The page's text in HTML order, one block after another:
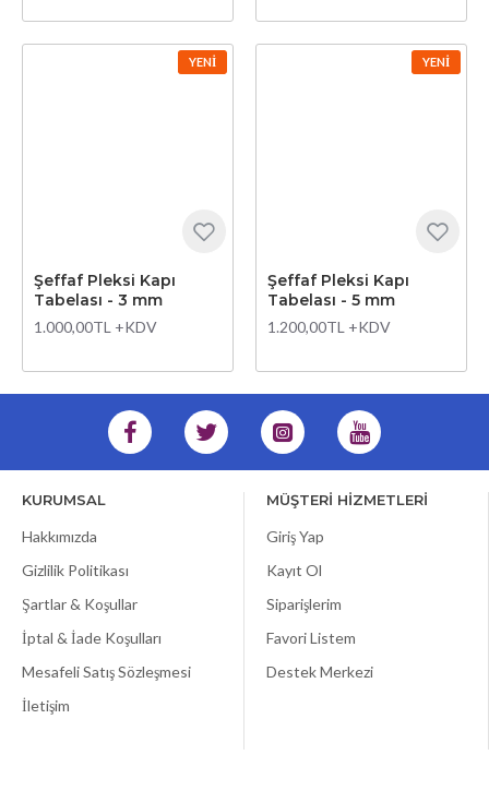
YENI
Şeffaf Pleksi Kapı
Tabelası - 3 mm
1.000,00TL +KDV
YENI
Şeffaf Pleksi Kapı
Tabelası - 5 mm
1.200,00TL +KDV
KURUMSAL
Hakkımızda
Gizlilik Politikası
Şartlar & Koşullar
İptal & İade Koşulları
Mesafeli Satış Sözleşmesi
İletişim
MÜŞTERİ HİZMETLERİ
Giriş Yap
Kayıt Ol
Siparişlerim
Favori Listem
Destek Merkezi